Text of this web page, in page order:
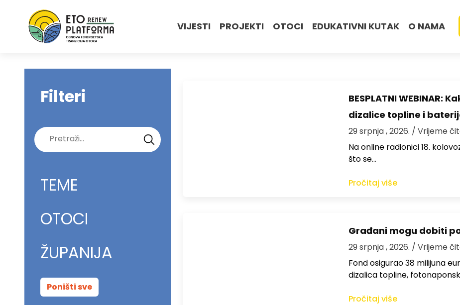
VIJESTI PROJEKTI OTOCI EDUKATIVNI KUTAK O NAMA
Filteri
Pretraži:
TEME
OTOCI
ŽUPANIJA
Poništi sve
BESPLATNI WEBINAR:
dizalice topline i
29 srpnja , 2026. / Vrijeme
Na online radionici 18.
što se…
Pročitaj više
Građani mogu dobiti
29 srpnja , 2026. / Vrijeme
Fond osigurao 38 milijuna
dizalica topline,
Pročitaj više